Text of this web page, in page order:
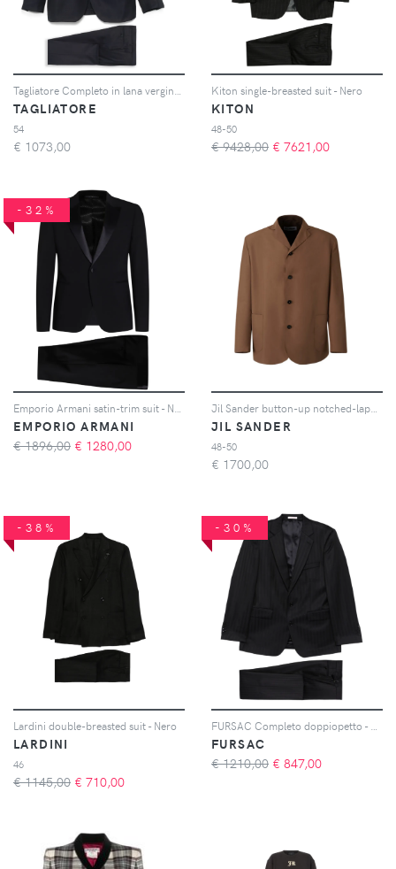
TAGLIATORE
54
€ 1073,00
Kiton single-breasted suit - Nero
KITON
48-50
€ 9428,00 € 7621,00
-32%
EMPORIO ARMANI
€ 1896,00 € 1280,00
JIL SANDER
48-50
€ 1700,00
-38%
Lardini double-breasted suit - Nero
LARDINI
46
€ 1145,00 € 710,00
-30%
FURSAC
€ 1210,00 € 847,00